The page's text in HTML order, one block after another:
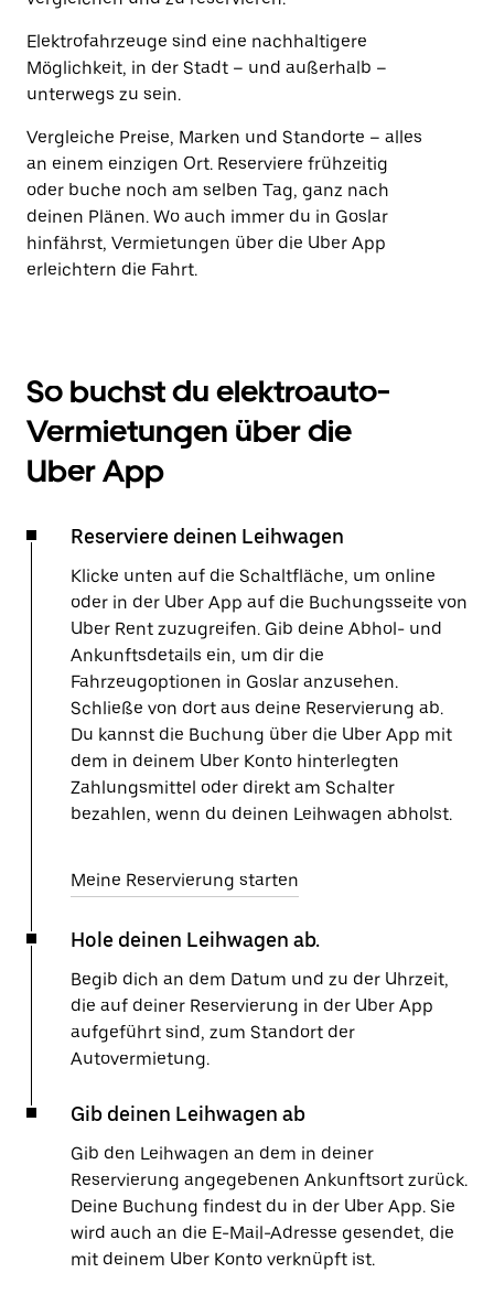
Elektrofahrzeuge sind eine nachhaltigere
Möglichkeit, in der Stadt – und außerhalb –
unterwegs zu sein.
Vergleiche Preise, Marken und Standorte – alles
an einem einzigen Ort. Reserviere frühzeitig
oder buche noch am selben Tag, ganz nach
deinen Plänen. Wo auch immer du in Goslar
hinfährst, Vermietungen über die Uber App
erleichtern die Fahrt.
So buchst du elektroauto-
Vermietungen über die
Uber App
Reserviere deinen Leihwagen
Klicke unten auf die Schaltfläche, um online
oder in der Uber App auf die Buchungsseite von
Uber Rent zuzugreifen. Gib deine Abhol- und
Ankunftsdetails ein, um dir die
Fahrzeugoptionen in Goslar anzusehen.
Schließe von dort aus deine Reservierung ab.
Du kannst die Buchung über die Uber App mit
dem in deinem Uber Konto hinterlegten
Zahlungsmittel oder direkt am Schalter
bezahlen, wenn du deinen Leihwagen abholst.
Meine Reservierung starten
Hole deinen Leihwagen ab.
Begib dich an dem Datum und zu der Uhrzeit,
die auf deiner Reservierung in der Uber App
aufgeführt sind, zum Standort der
Autovermietung.
Gib deinen Leihwagen ab
Gib den Leihwagen an dem in deiner
Reservierung angegebenen Ankunftsort zurück.
Deine Buchung findest du in der Uber App. Sie
wird auch an die E-Mail-Adresse gesendet, die
mit deinem Uber Konto verknüpft ist.